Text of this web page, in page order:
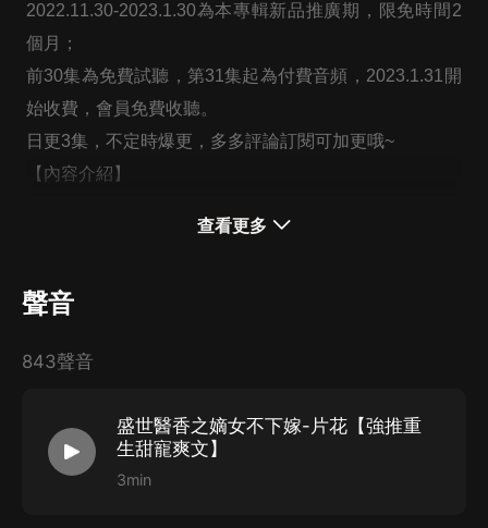
2022.11.30-2023.1.30為本專輯新品推廣期 ，限免時間2
個月；
前30集為免費試聽，第31集起為付費音頻， 2023.1.31開
始收費， 會員免費收聽。
日更3集，不定時爆更，多多評論訂閱可加更哦~
【內容介紹】
屍。被榨干價值的她打入冷宮，慘死在他手中的剔骨刀
再次睜眼，她竟是回到了十歲那年。
太子殿下，麻煩您能讓讓嗎？
【作者介紹】錦池
【主播介紹】
查看更多
聲音
843聲音
盛世醫香之嫡女不下嫁-片花【強推重
生甜寵爽文】
3min